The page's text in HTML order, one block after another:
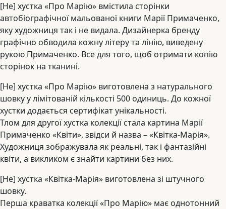
[Не] хустка «Про Марію» вмістила сторінки
автобіографічної мальованої книги Марії Примаченко,
яку художниця так і не видала. Дизайнерка бренду
графічно обводила кожну літеру та лінію, виведену
рукою Примаченко. Все для того, щоб отримати копію
сторінок на тканині.
[Не] хустка «Про Марію» виготовлена з натурального
шовку у лімітованій кількості 500 одиниць. До кожної
хустки додається сертифікат унікальності.
Тлом для другої хустка колекції стала картина Марії
Примаченко «Квіти», звідси й назва – «Квітка-Марія».
Художниця зображувала як реальні, так і фантазійні
квіти, а викликом є знайти картини без них.
[Не] хустка «Квітка-Марія» виготовлена зі штучного
шовку.
Перша краватка колекції «Про Марію» має однотонний